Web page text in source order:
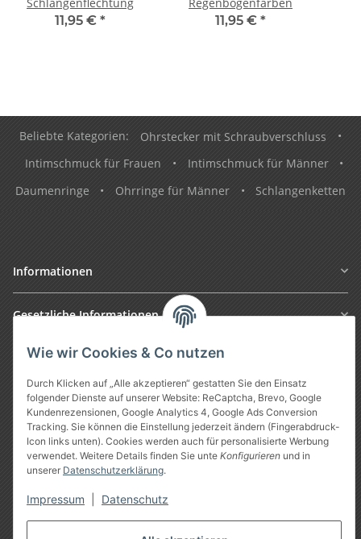
Wie wir Cookies & Co nutzen
Durch Klicken auf „Alle akzeptieren“ gestatten Sie den Einsatz
folgender Dienste auf unserer Website: ReCaptcha, Brevo, Google
Kundenrezensionen, Google Analytics 4, Google Ads Conversion
Tracking. Sie können die Einstellung jederzeit ändern (Fingerabdruck-
Icon links unten). Cookies werden auch für personalisierte Werbung
verwendet. Weitere Details finden Sie unte Konfigurieren und in
unserer Datenschutzerklärung.
Impressum Datenschutz
11,95 € *
11,95 € *
Beliebte Kategorien: Ohrstecker mit Schraubverschluss
•
Intimschmuck für Frauen
• Intimschmuck für Männer
•
Daumenringe
• Ohrringe für Männer • Schlangenketten
Informationen
Gesetzliche Informationen
Vertrag widerrufen
* Alle Preise inkl. gesetzlicher USt., zzgl.Versand